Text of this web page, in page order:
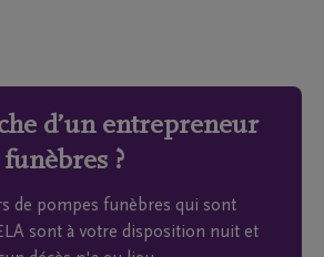
d’un entrepreneur
?
de pompes funèbres qui sont
sont à votre disposition nuit et